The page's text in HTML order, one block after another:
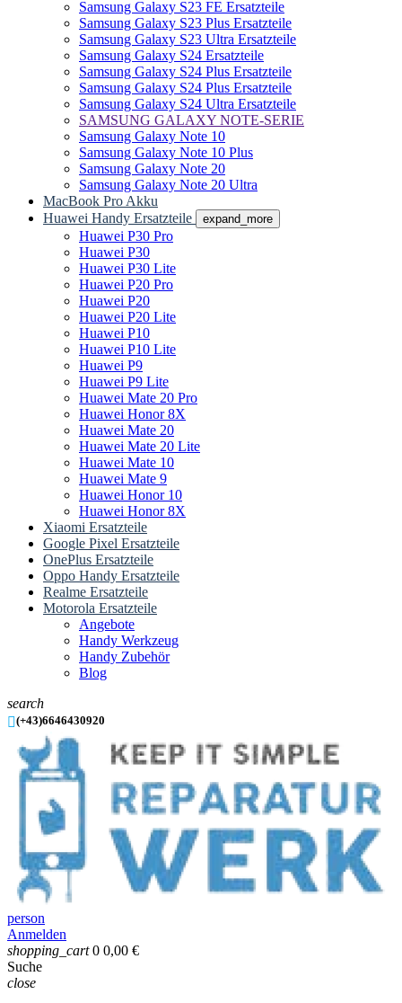
Samsung Galaxy S23 FE Ersatzteile
Samsung Galaxy S23 Plus Ersatzteile
Samsung Galaxy S23 Ultra Ersatzteile
Samsung Galaxy S24 Ersatzteile
Samsung Galaxy S24 Plus Ersatzteile
Samsung Galaxy S24 Plus Ersatzteile
Samsung Galaxy S24 Ultra Ersatzteile
SAMSUNG GALAXY NOTE-SERIE
Samsung Galaxy Note 10
Samsung Galaxy Note 10 Plus
Samsung Galaxy Note 20
Samsung Galaxy Note 20 Ultra
MacBook Pro Akku
Huawei Handy Ersatzteile
expand_more
Huawei P30 Pro
Huawei P30
Huawei P30 Lite
Huawei P20 Pro
Huawei P20
Huawei P20 Lite
Huawei P10
Huawei P10 Lite
Huawei P9
Huawei P9 Lite
Huawei Mate 20 Pro
Huawei Honor 8X
Huawei Mate 20
Huawei Mate 20 Lite
Huawei Mate 10
Huawei Mate 9
Huawei Honor 10
Huawei Honor 8X
Xiaomi Ersatzteile
Google Pixel Ersatzteile
OnePlus Ersatzteile
Oppo Handy Ersatzteile
Realme Ersatzteile
Motorola Ersatzteile
Angebote
Handy Werkzeug
Handy Zubehör
Blog
search
(+43)6646430920
person
Anmelden
shopping_cart 0 0,00 €
Suche
close